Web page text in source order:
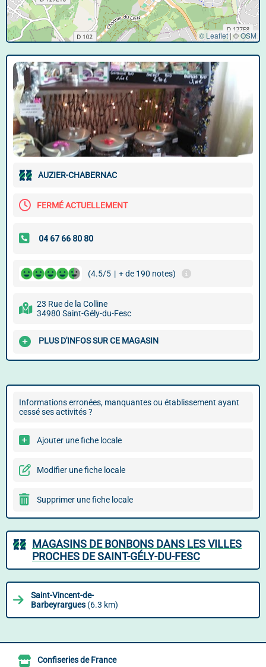
© Leaflet | ©OSM
AUZIER-CHABERNAC
FERMÉ ACTUELLEMENT
(4.5/5 | + de 190 notes)
23 Rue de la Colline
34980 Saint-Gély-du-Fesc
PLUS D'INFOS SUR CE MAGASIN
Informations erronées, manquantes ou établissement ayant
cessé ses activités ?
Ajouter une fiche locale
Modifier une fiche locale
Supprimer une fiche locale
MAGASINS DE BONBONS DANS LES VILLES
PROCHES DE SAINT-GÉLY-DU-FESC
Saint-Vincent-de-
Barbeyrargues (6.3 km)
Confiseries de France